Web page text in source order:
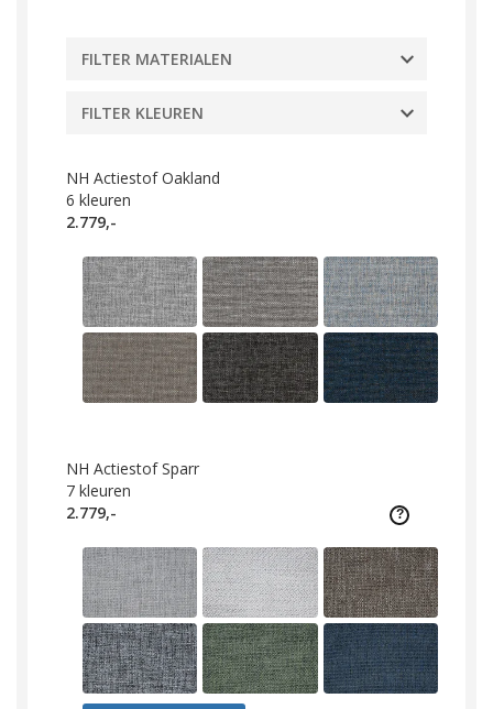
FILTER MATERIALEN
FILTER KLEUREN
NH Actiestof Oakland
6 kleuren
2.779,-
NH Actiestof Sparr
7 kleuren
2.779,-